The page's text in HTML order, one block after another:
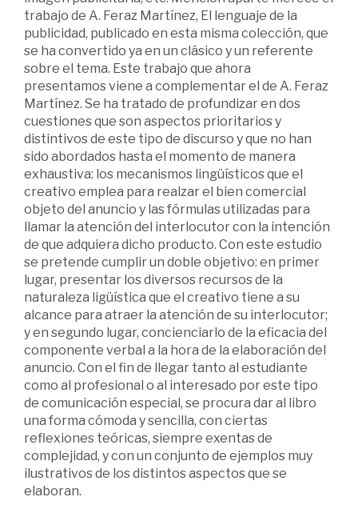
trabajo de A. Feraz Martínez, El lenguaje de la
publicidad, publicado en esta misma colección, que
se ha convertido ya en un clásico y un referente
sobre el tema. Este trabajo que ahora
presentamos viene a complementar el de A. Feraz
Martínez. Se ha tratado de profundizar en dos
cuestiones que son aspectos prioritarios y
distintivos de este tipo de discurso y que no han
sido abordados hasta el momento de manera
exhaustiva: los mecanismos lingüísticos que el
creativo emplea para realzar el bien comercial
objeto del anuncio y las fórmulas utilizadas para
llamar la atención del interlocutor con la intención
de que adquiera dicho producto. Con este estudio
se pretende cumplir un doble objetivo: en primer
lugar, presentar los diversos recursos de la
naturaleza ligüística que el creativo tiene a su
alcance para atraer la atención de su interlocutor;
y en segundo lugar, concienciarlo de la eficacia del
componente verbal a la hora de la elaboración del
anuncio. Con el fin de llegar tanto al estudiante
como al profesional o al interesado por este tipo
de comunicación especial, se procura dar al libro
una forma cómoda y sencilla, con ciertas
reflexiones teóricas, siempre exentas de
complejidad, y con un conjunto de ejemplos muy
ilustrativos de los distintos aspectos que se
elaboran.